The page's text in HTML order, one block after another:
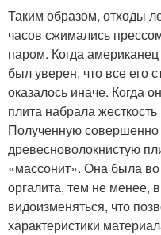
Таким образом, отходы
часов сжимались
паром. Когда
был уверен, что все его
оказалось иначе. Когда
плита набрала
Полученную совершенно
древесноволокнистую
«массонит». Она была
оргалита, тем не менее,
видоизменяться, что
характеристики